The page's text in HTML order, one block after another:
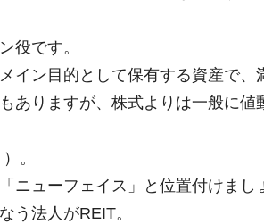
役です。
イン目的として保有する資産で、
ありますが、株式よりは一般に値
。
ニューフェイス」と位置付けまし
う法人がREIT。